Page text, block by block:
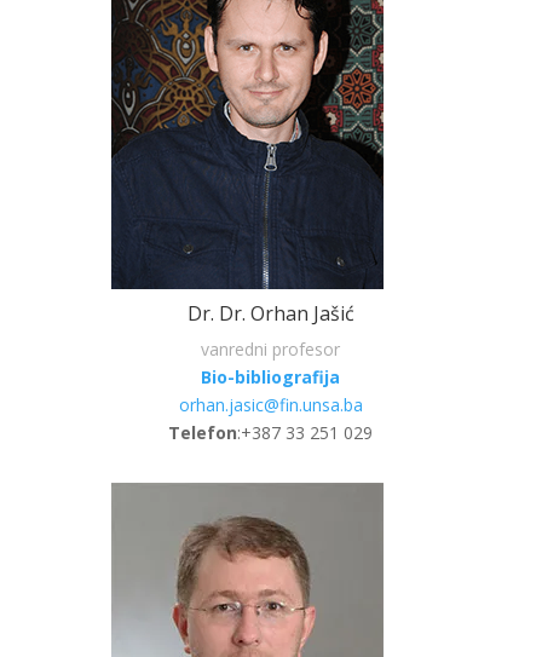
Dr. Dr. Orhan Jašić
vanredni profesor
Bio-bibliografija
orhan.jasic@fin.unsa.ba
Telefon:+387 33 251 029